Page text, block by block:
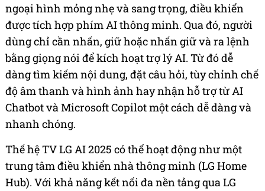
ngoại hình mỏng nhẹ và sang trọng, điều khiển
được tích hợp phím AI thông minh. Qua đó, người
dùng chỉ cần nhấn, giữ hoặc nhấn giữ và ra lệnh
bằng giọng nói để kích hoạt trợ lý AI. Từ đó dễ
dàng tìm kiếm nội dung, đặt câu hỏi, tùy chỉnh chế
độ âm thanh và hình ảnh hay nhận hỗ trợ từ AI
Chatbot và Microsoft Copilot một cách dễ dàng và
nhanh chóng.
Thế hệ TV LG AI 2025 có thể hoạt động như một
trung tâm điều khiển nhà thông minh (LG Home
Hub). Với khả năng kết nối đa nền tảng qua LG